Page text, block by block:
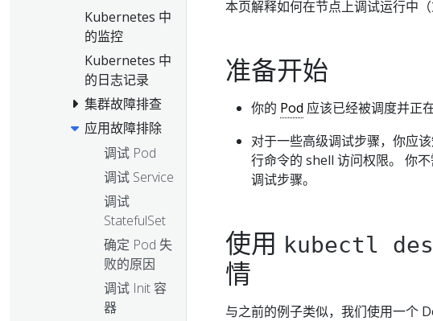
Kubernetes 中
的监控
Kubernetes 中
的日志记录
集群故障排查
应用故障排除
调试 Pod
调试 Service
调试
StatefulSet
确定 Pod 失
败的原因
调试 Init 容
器
本页解释如何在节点上调试运行中（
准备开始
你的 Pod 应该已经被调度并正
对于一些高级调试步骤，你应
行命令的 shell 访问权限。 你
调试步骤。
使用 kubectl
情
与之前的例子类似，我们使用一个